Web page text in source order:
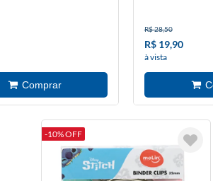
R$ 28,50
R$ 19,90
à vista
-10% OFF